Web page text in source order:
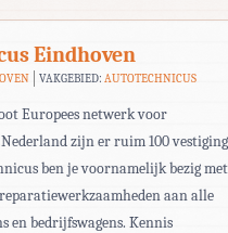
Eindhoven
VAKGEBIED:AUTOTECHNICUS
Europees netwerk voor
zijn er ruim 100
ben je voornamelijk bezig met
aan alle
en bedrijfswagens. Kennis